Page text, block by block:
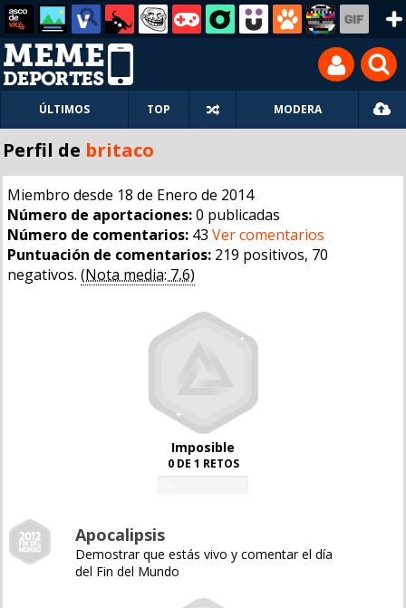
ÚLTIMOS TOP MODERA
Perfil de britaco
Miembro desde 18 de Enero de 2014
Número de aportaciones:0 publicadas
Número de comentarios: 43 Ver comentarios
Puntuación de comentarios: 219 positivos, 70
negativos. (Nota media: 7,6)
Imposible
0 DE 1 RETOS
Apocalipsis
Demostrar que estás vivo y comentar el día
del Fin del Mundo